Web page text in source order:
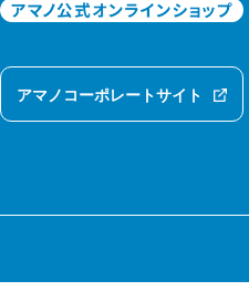
アマノコーポレートサイト